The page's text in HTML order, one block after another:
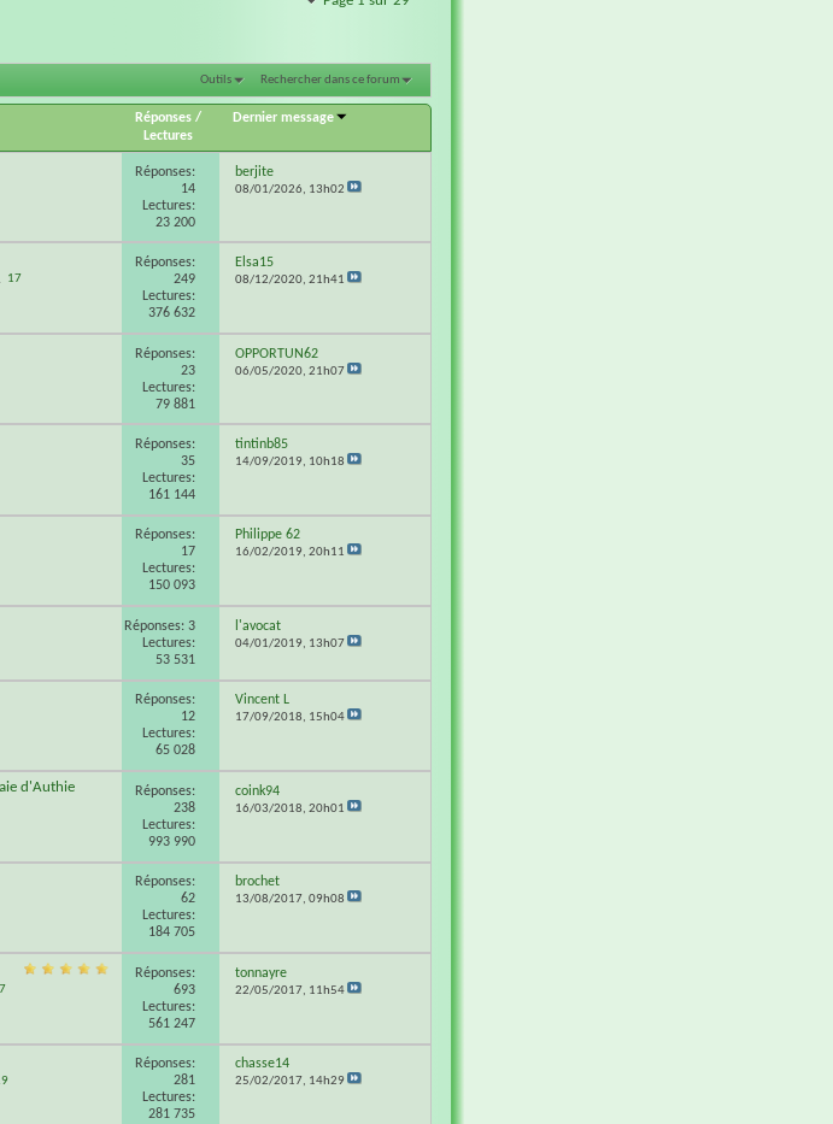
Outils Rechercher dans ce forum
Réponses /
Lectures
Dernier message
Réponses:
14
Lectures:
23 200
berjite
08/01/2026, 13h02
17
Réponses:
249
Lectures:
376 632
Elsa15
08/12/2020, 21h41
Réponses:
23
Lectures:
79 881
OPPORTUN62
06/05/2020, 21h07
Réponses:
35
Lectures:
161 144
tintinb85
14/09/2019, 10h18
Réponses:
17
Lectures:
150 093
Philippe 62
16/02/2019, 20h11
Réponses: 3
Lectures:
53 531
l'avocat
04/01/2019, 13h07
Réponses:
12
Lectures:
65 028
Vincent L
17/09/2018, 15h04
d'Authie
Réponses:
238
Lectures:
993 990
coink94
16/03/2018, 20h01
Réponses:
62
Lectures:
184 705
brochet
13/08/2017, 09h08
Réponses:
693
Lectures:
561 247
tonnayre
22/05/2017, 11h54
Réponses:
281
Lectures:
281 735
chasse14
25/02/2017, 14h29